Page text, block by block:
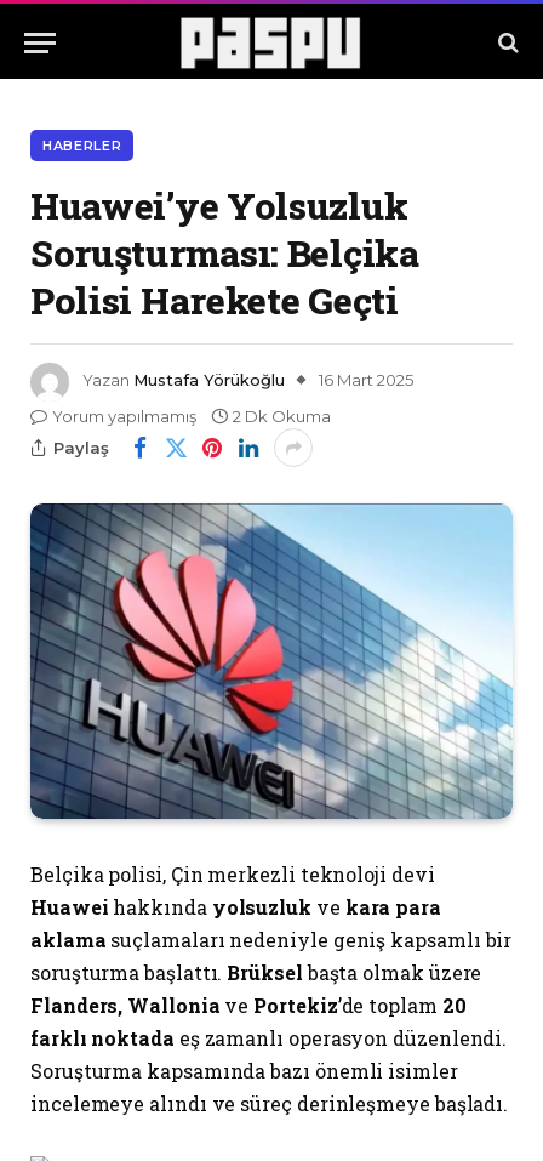
HABERLER
Huawei’ye Yolsuzluk
Soruşturması: Belçika
Polisi Harekete Geçti
Yazan Mustafa Yörükoğlu
16 Mart 2025
Yorum yapılmamış
2 Dk Okuma
Paylaş
Belçika polisi, Çin merkezli teknoloji devi
Huawei hakkında yolsuzluk ve kara para
aklama suçlamaları nedeniyle geniş kapsamlı bir
soruşturma başlattı. Brükselbaşta olmak üzere
Flanders, Wallonia ve Portekiz’de toplam 20
farklı noktada eş zamanlı operasyon düzenlendi.
Soruşturma kapsamında bazı önemli isimler
incelemeye alındı ve süreç derinleşmeye başladı.